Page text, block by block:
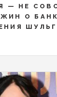
— НЕ
О